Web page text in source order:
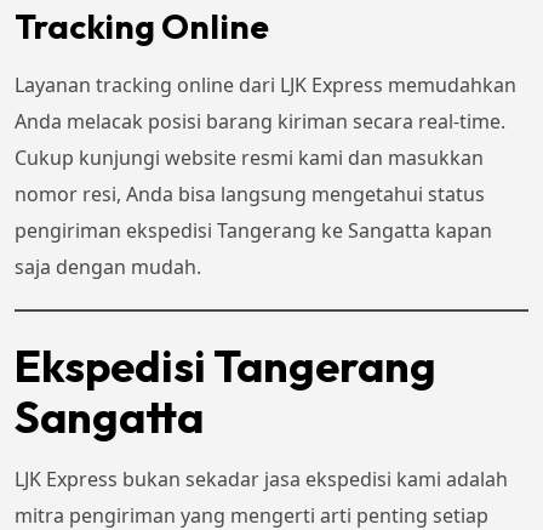
Tracking Online
Layanan tracking online dari LJK Express memudahkan
Anda melacak posisi barang kiriman secara real-time.
Cukup kunjungi website resmi kami dan masukkan
nomor resi, Anda bisa langsung mengetahui status
pengiriman ekspedisi Tangerang ke Sangatta kapan
saja dengan mudah.
Ekspedisi Tangerang
Sangatta
LJK Express bukan sekadar jasa ekspedisi kami adalah
mitra pengiriman yang mengerti arti penting setiap